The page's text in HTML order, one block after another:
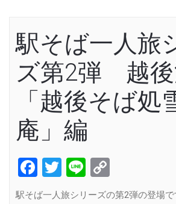
駅そば一人旅
ズ第2弾 越後
「越後そば処
庵」編
Facebook
Twitter
Line
Link
駅そば一人旅シリーズの第2弾の登場で